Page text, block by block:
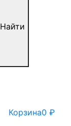
Найти
Корзина0 ₽